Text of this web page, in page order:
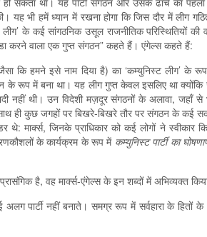
की। यह भी हमें ध्यान में रखना होगा कि जिस दौर में लीग
के कई सांगठनिक उसूल राजनीतिक परिस्थितियों
करने वाला एक गुप्त संगठन” कहते हैं। एंगेल्स कहते हैं:
(जैसा कि हमने इसे नाम दिया है) का ‘कम्युनिस्ट लीग’ के
के रूप में बना था। यह लीग गुप्त केवल इसलिए था क्योंकि
थी। उन विदेशी मज़दूर संगठनों के अलावा, जहाँ से
ही कुछ जगहों पर बिखरे-बिखरे तौर पर संगठन के कई
मार्क्स, जिनके प्राधिकार को कई लोगों ने स्वीकार
के कार्यक्रम के रूप में कम्युनिस्ट पार्टी का
है, वह मार्क्स-एंगेल्स के इन शब्दों में अभिव्यक्त
अलग पार्टी नहीं बनाते। समग्र रूप में सर्वहारा के